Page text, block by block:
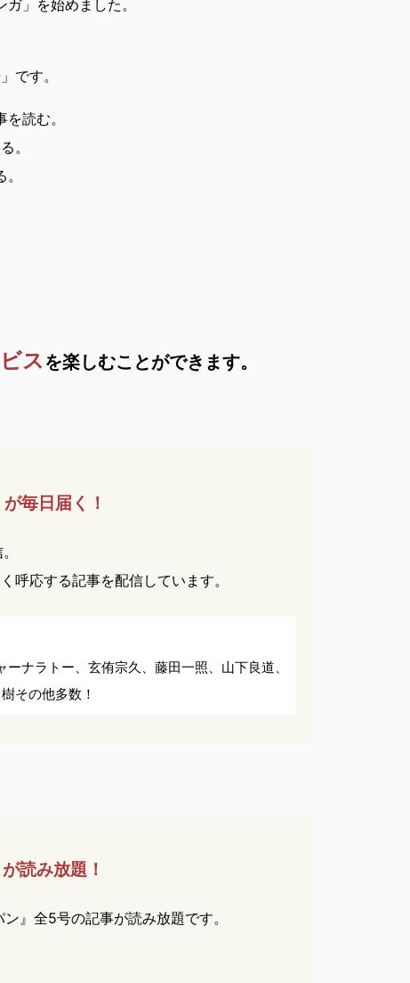
」を始めました。
です。
読む。
。
ス を楽しむことができます。
が毎日届く！
呼応する記事を配信しています。
ナラトー、 玄侑宗久、 藤田一照、 山下良道、
その他多数！
が読み放題！
』全5号の記事が読み放題です。